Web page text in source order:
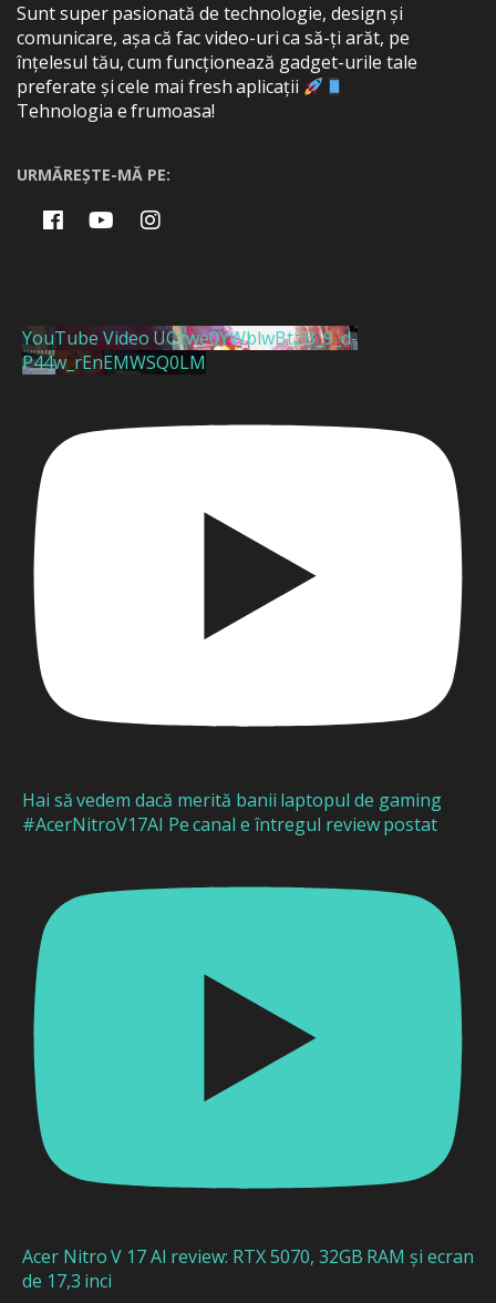
Sunt super pasionată de technologie, design și
comunicare, așa că fac video-uri ca să-ți arăt, pe
înțelesul tău, cum funcționează gadget-urile tale
preferate și cele mai fresh aplicații
Tehnologia e frumoasa!
URMĂREȘTE-MĂ PE:
YouTube Video UCzwe0YWblwBt2B_9_d-
P44w_rEnEMWSQ0LM
Hai să vedem dacă merită banii laptopul de gaming
#AcerNitroV17AI Pe canal e întregul review postat
Acer Nitro V 17 AI review: RTX 5070, 32GB RAM și ecran
de 17,3 inci